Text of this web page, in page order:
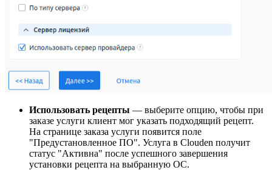
Использовать рецепты — выберите опцию, чтобы при
заказе услуги клиент мог указать подходящий рецепт.
На странице заказа услуги появится поле
"Предустановленное ПО". Услуга в Clouden получит
статус "Активна" после успешного завершения
установки рецепта на выбранную ОС.